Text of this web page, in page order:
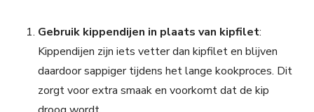
Gebruik kippendijen in plaats van kipfilet:
Kippendijen zijn iets vetter dan kipfilet en blijven
daardoor sappiger tijdens het lange kookproces. Dit
zorgt voor extra smaak en voorkomt dat de kip